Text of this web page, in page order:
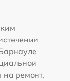
на ремонт,